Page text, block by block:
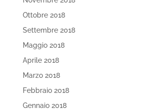
Ottobre 2018
Settembre 2018
Maggio 2018
Aprile 2018
Marzo 2018
Febbraio 2018
Gennaio 2018